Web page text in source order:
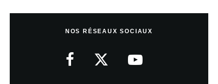
NOS RÉSEAUX SOCIAUX